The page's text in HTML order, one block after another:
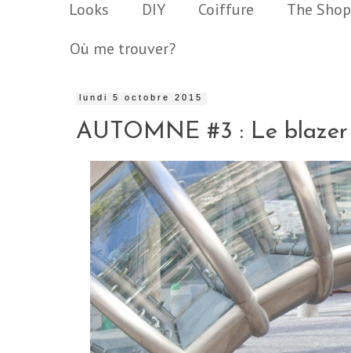
Looks DIY Coiffure
The
Où me trouver?
lundi 5 octobre 2015
AUTOMNE #3 : Le blazer